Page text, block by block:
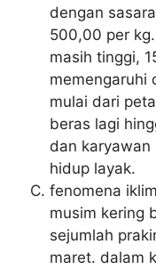
dengan
500,00 per
masih tinggi,
memengaruhi
mulai dari
beras lagi
dan
hidup layak.
fenomena
musim kering
sejumlah
maret. dalam